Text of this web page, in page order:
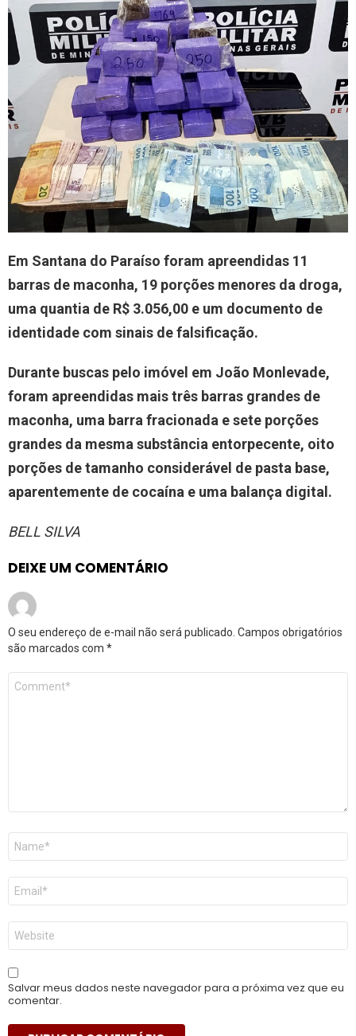
Em Santana do Paraíso foram apreendidas 11
barras de maconha, 19 porções menores da droga,
uma quantia de R$ 3.056,00 e um documento de
identidade com sinais de falsificação.
Durante buscas pelo imóvel em João Monlevade,
foram apreendidas mais três barras grandes de
maconha, uma barra fracionada e sete porções
grandes da mesma substância entorpecente, oito
porções de tamanho considerável de pasta base,
aparentemente de cocaína e uma balança digital.
BELL SILVA
DEIXE UM COMENTÁRIO
O seu endereço de e-mail não será publicado. Campos obrigatórios
são marcados com *
Comentário
Nome
E-
mail
*
Site
Salvar meus dados neste navegador para a próxima vez que eu
comentar.